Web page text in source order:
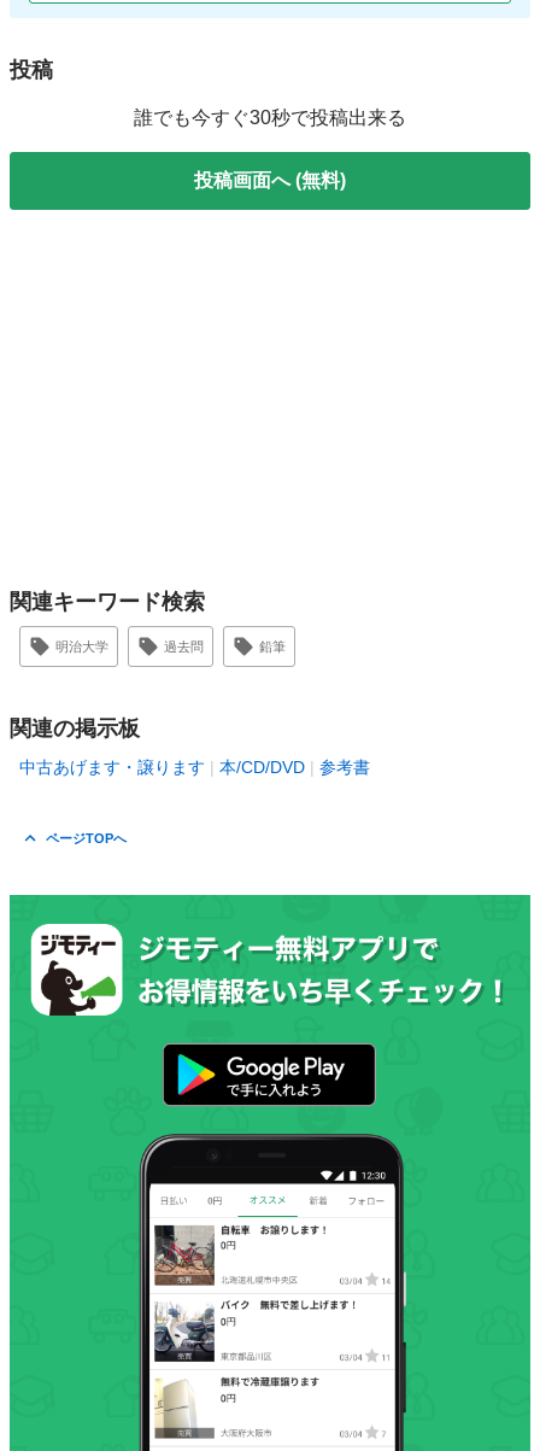
投稿
誰でも今すぐ30秒で投稿出来る
投稿画面へ (無料)
関連キーワード検索
明治大学 過去問 鉛筆
関連の掲示板
中古あげます・譲ります 本/CD/DVD 参考書
ページTOPへ